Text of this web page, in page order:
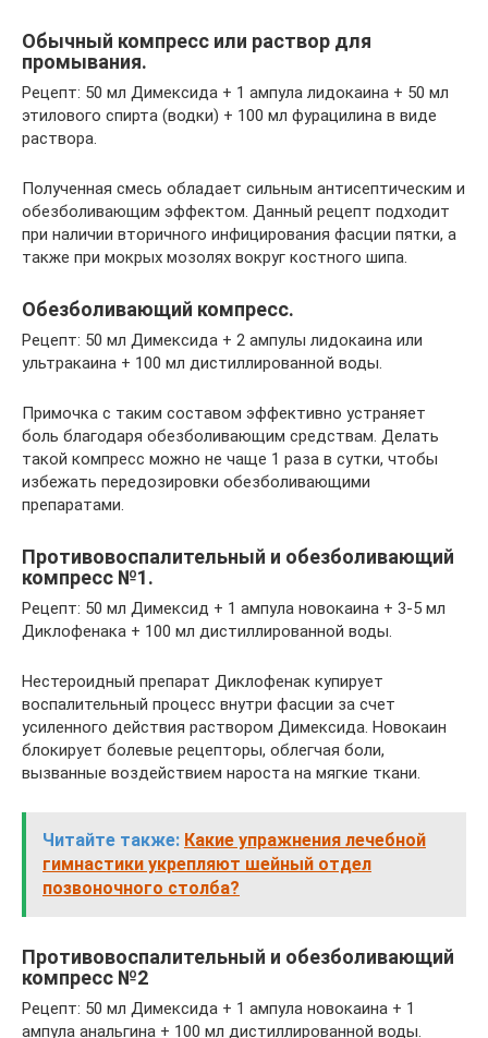
Обычный компресс или раствор для
промывания.
Рецепт: 50 мл Димексида + 1 ампула лидокаина + 50 мл
этилового спирта (водки) + 100 мл фурацилина в виде
раствора.
Полученная смесь обладает сильным антисептическим и
обезболивающим эффектом. Данный рецепт подходит
при наличии вторичного инфицирования фасции пятки, а
также при мокрых мозолях вокруг костного шипа.
Обезболивающий компресс.
Рецепт: 50 мл Димексида + 2 ампулы лидокаина или
ультракаина + 100 мл дистиллированной воды.
Примочка с таким составом эффективно устраняет
боль благодаря обезболивающим средствам. Делать
такой компресс можно не чаще 1 раза в сутки, чтобы
избежать передозировки обезболивающими
препаратами.
Противовоспалительный и обезболивающий
компресс №1.
Рецепт: 50 мл Димексид + 1 ампула новокаина + 3-5 мл
Диклофенака + 100 мл дистиллированной воды.
Нестероидный препарат Диклофенак купирует
воспалительный процесс внутри фасции за счет
усиленного действия раствором Димексида. Новокаин
блокирует болевые рецепторы, облегчая боли,
вызванные воздействием нароста на мягкие ткани.
Читайте также: Какие упражнения лечебной
гимнастики укрепляют шейный отдел
позвоночного столба?
Противовоспалительный и обезболивающий
компресс №2
Рецепт: 50 мл Димексида + 1 ампула новокаина + 1
ампула анальгина + 100 мл дистиллированной воды.